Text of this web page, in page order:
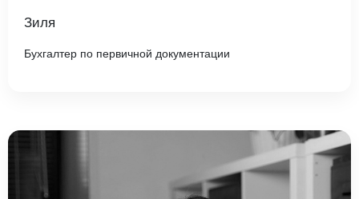
Зиля
Бухгалтер по первичной документации